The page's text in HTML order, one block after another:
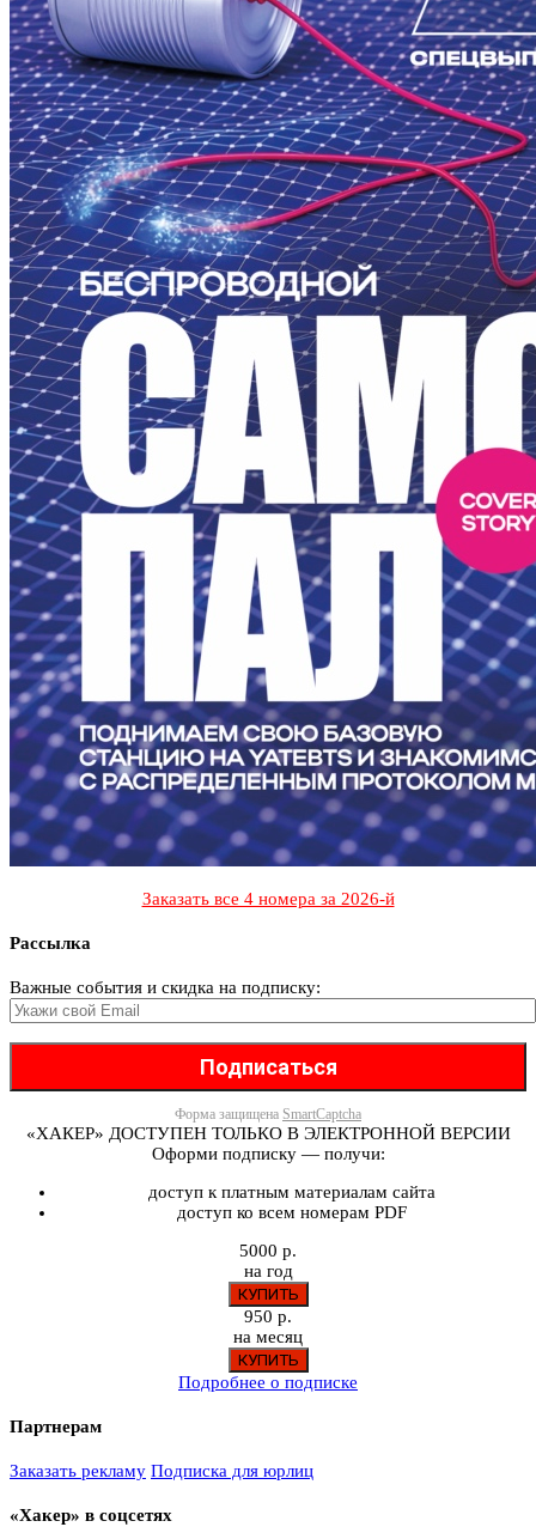
Заказать все 4 номера за 2026-й
Рассылка
Важные события и скидка на подписку:
Форма защищена SmartCaptcha
«ХАКЕР» ДОСТУПЕН ТОЛЬКО В ЭЛЕКТРОННОЙ ВЕРСИИ
Оформи подписку — получи:
доступ к платным материалам сайта
доступ ко всем номерам PDF
5000 р.
на год
950 р.
на месяц
Подробнее о подписке
Партнерам
Заказать рекламу Подписка для юрлиц
«Хакер» в соцсетях